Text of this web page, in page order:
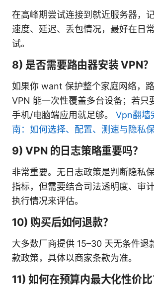
在高峰期尝试连接到就近服务器，
速度、延迟、丢包情况，最好在日
试。
8) 是否需要路由器安装 VPN？
如果你 want 保护整个家庭网络，
VPN 能一次性覆盖多台设备；若只
手机/电脑端应用就足够。 Vpn翻墙
南：如何选择、配置、测速与隐私
9) VPN 的日志策略重要吗？
非常重要。无日志政策是判断隐私
指标，但需要结合司法透明度、审
执行情况来评估。
10) 购买后如何退款？
大多数厂商提供 15–30 天无条件退
款政策，具体以商家条款为准。
11) 如何在预算内最大化性价比